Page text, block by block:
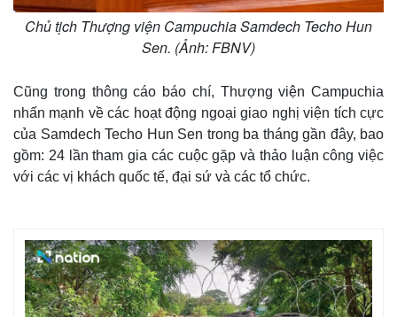
Chủ tịch Thượng viện Campuchia Samdech Techo Hun
Sen. (Ảnh: FBNV)
Cũng trong thông cáo báo chí, Thượng viện Campuchia
nhấn mạnh về các hoạt động ngoại giao nghị viện tích cực
của Samdech Techo Hun Sen trong ba tháng gần đây, bao
gồm: 24 lần tham gia các cuộc gặp và thảo luận công việc
với các vị khách quốc tế, đại sứ và các tổ chức.